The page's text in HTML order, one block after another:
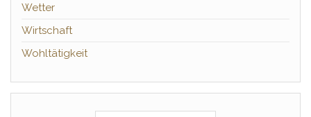
Wetter
Wirtschaft
Wohltätigkeit